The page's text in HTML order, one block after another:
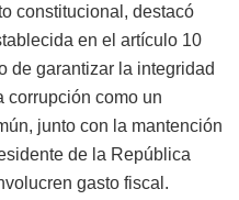
constitucional, destacó
en el artículo 10
de garantizar la integridad
corrupción como un
junto con la mantención
de la República
gasto fiscal.